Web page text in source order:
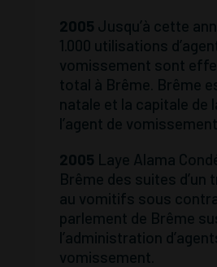
2005 Jusqu’à cette
1.000 utilisations
vomissement sont
total à Brême. Brême
natale et la capitale de
l’agent de vomissement.
2005 Laye Alama
Brême des suites d’un
au vomitifs sous
parlement de Brême
l’administration
vomissement.